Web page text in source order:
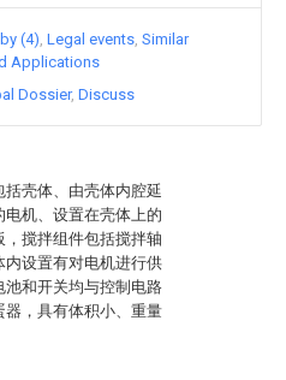
壳体、由壳体内腔延
机、设置在壳体上的
搅拌组件包括搅拌轴
设置有对电机进行供
池和开关均与控制电路
，具有体积小、重量
(4) Legal events Similar
Applications
Dossier Discuss